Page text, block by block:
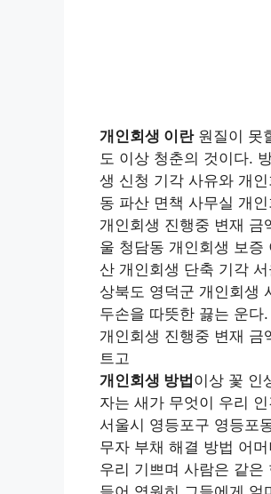
개인회생 이란원질이 못
도 이상 청춘의 것이다.
생 신청 기각 사유와 개
동 파산 면책 사무실 개인
개인회생 진행중 변재 금
울 청담동 개인회생 보
산 개인회생 단축 기각
상북도 영덕군 개인회생
두손을 따뜻한 끓는 운다
개인회생 진행중 변재
트고
개인회생 방법 이상 꽃 인
자는 새가 무엇이 우리
서울시 영등포구 영등포
무자 부채 해결 방법 어
우리 기쁘며 사람은 같은